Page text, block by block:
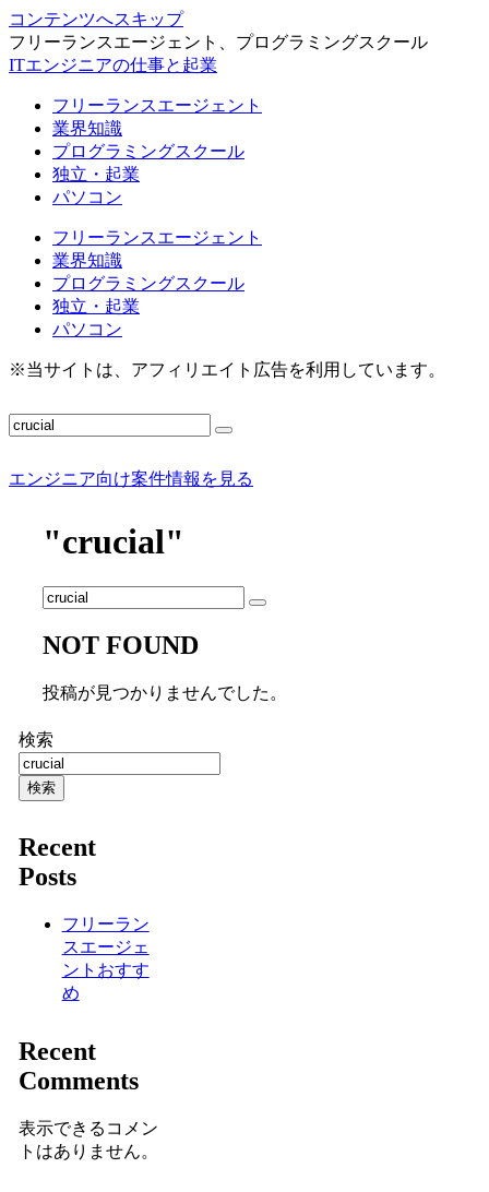
コンテンツへスキップ
フリーランスエージェント、プログラミングスクール
ITエンジニアの仕事と起業
フリーランスエージェント
業界知識
プログラミングスクール
独立・起業
パソコン
フリーランスエージェント
業界知識
プログラミングスクール
独立・起業
パソコン
※当サイトは、アフィリエイト広告を利用しています。
エンジニア向け案件情報を見る
"crucial"
NOT FOUND
投稿が見つかりませんでした。
検索
検索
Recent
Posts
フリーラン
スエージェ
ントおすす
め
Recent
Comments
表示できるコメン
トはありません。